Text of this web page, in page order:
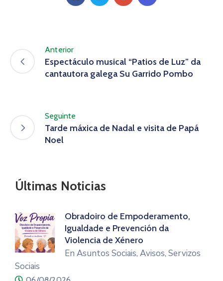
Anterior
Espectáculo musical “Patios de Luz” da
cantautora galega Su Garrido Pombo
Seguinte
Tarde máxica de Nadal e visita de Papá
Noel
Últimas Noticias
Obradoiro de Empoderamento,
Igualdade e Prevención da
Violencia de Xénero
En Asuntos Sociais, Avisos, Servizos
Sociais